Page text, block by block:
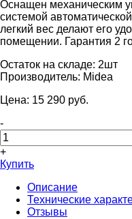
Оснащен механическим
системой
легкий вес делают его
помещении. Гарантия 2
Остаток на складе: 2шт
Производитель: Midea
Цена: 15 290 pуб.
-
+
Купить
Описание
Технические
Отзывы